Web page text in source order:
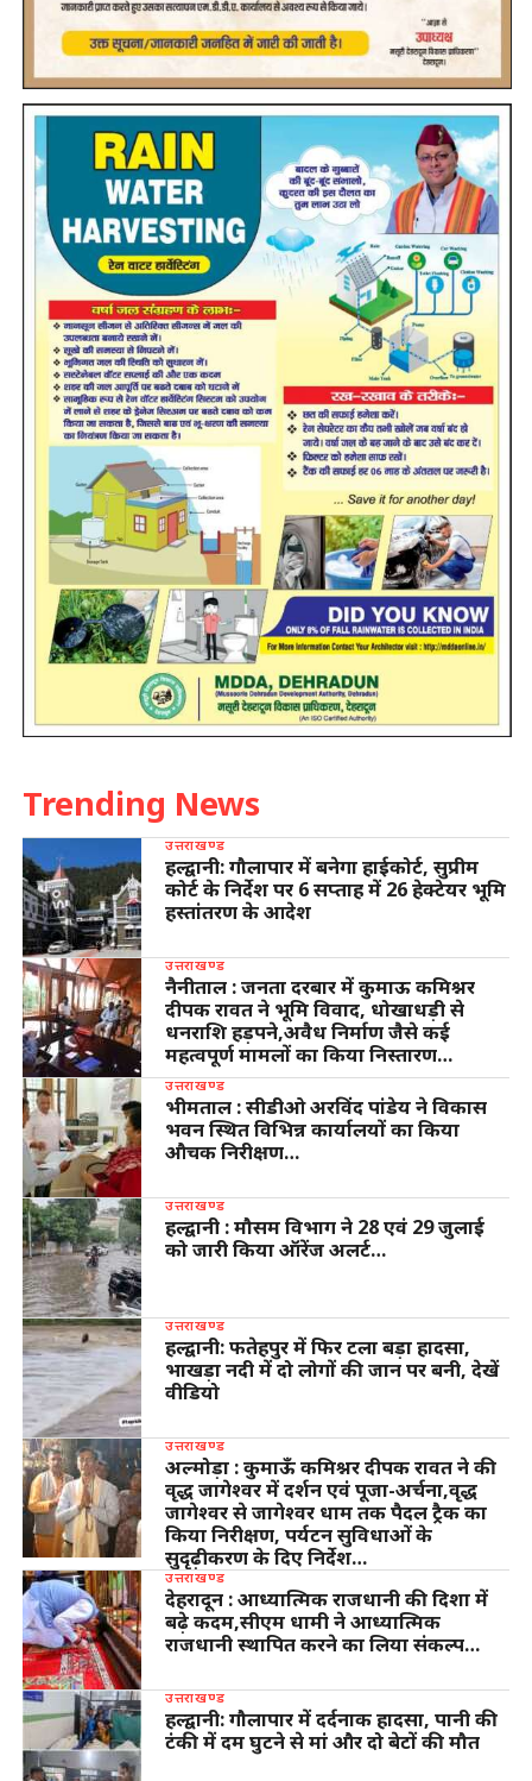
Trending News
उत्तराखण्ड
हल्द्वानी: गौलापार में बनेगा हाईकोर्ट, सुप्रीम
कोर्ट के निर्देश पर 6 सप्ताह में 26 हेक्टेयर भूमि
हस्तांतरण के आदेश
उत्तराखण्ड
नैनीताल : जनता दरबार में कुमाऊ कमिश्नर
दीपक रावत ने भूमि विवाद, धोखाधड़ी से
धनराशि हड़पने,अवैध निर्माण जैसे कई
महत्वपूर्ण मामलों का किया निस्तारण…
उत्तराखण्ड
भीमताल : सीडीओ अरविंद पांडेय ने विकास
भवन स्थित विभिन्न कार्यालयों का किया
औचक निरीक्षण…
उत्तराखण्ड
हल्द्वानी : मौसम विभाग ने 28 एवं 29 जुलाई
को जारी किया ऑरेंज अलर्ट…
उत्तराखण्ड
हल्द्वानी: फतेहपुर में फिर टला बड़ा हादसा,
भाखड़ा नदी में दो लोगों की जान पर बनी, देखें
वीडियो
उत्तराखण्ड
अल्मोड़ा : कुमाऊँ कमिश्नर दीपक रावत ने की
वृद्ध जागेश्वर में दर्शन एवं पूजा-अर्चना,वृद्ध
जागेश्वर से जागेश्वर धाम तक पैदल ट्रैक का
किया निरीक्षण, पर्यटन सुविधाओं के
सुदृढ़ीकरण के दिए निर्देश…
उत्तराखण्ड
देहरादून : आध्यात्मिक राजधानी की दिशा में
बढ़े कदम,सीएम धामी ने आध्यात्मिक
राजधानी स्थापित करने का लिया संकल्प…
उत्तराखण्ड
हल्द्वानी: गौलापार में दर्दनाक हादसा, पानी की
टंकी में दम घुटने से मां और दो बेटों की मौत